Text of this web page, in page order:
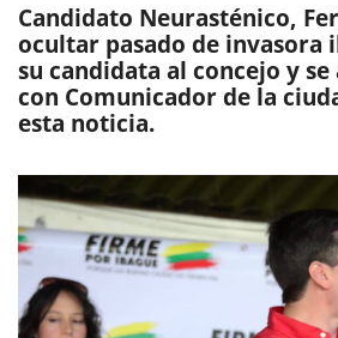
Candidato Neurasténico,
ocultar pasado de invasora
su candidata al concejo y
con Comunicador de la
esta noticia.